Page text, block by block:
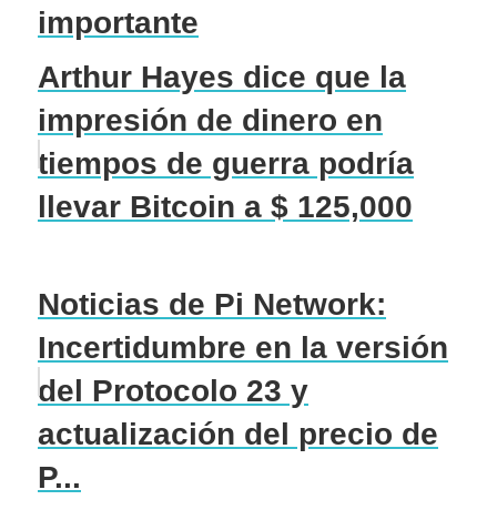
importante
Arthur Hayes dice que la
impresión de dinero en
tiempos de guerra podría
llevar Bitcoin a $ 125,000
Noticias de Pi Network:
Incertidumbre en la versión
del Protocolo 23 y
actualización del precio de
P...